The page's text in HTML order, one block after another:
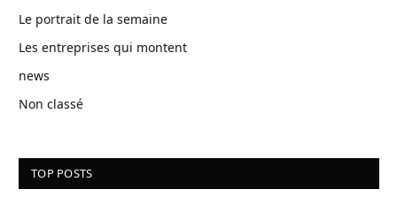
Le portrait de la semaine
Les entreprises qui montent
news
Non classé
TOP POSTS